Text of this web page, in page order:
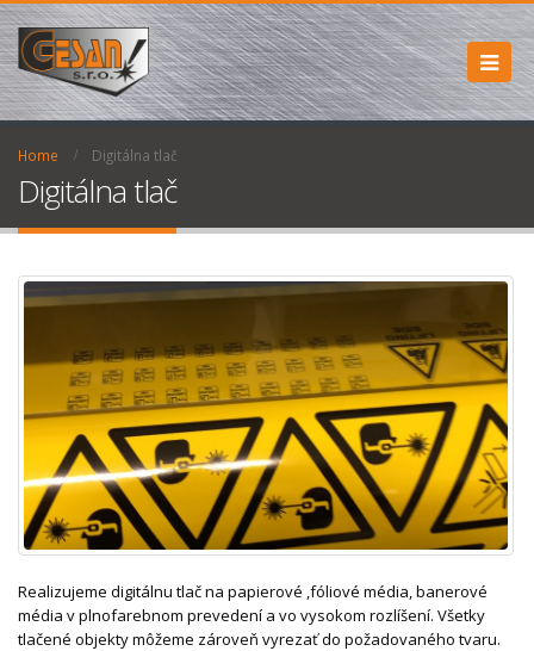
Home Digitálna tlač
Digitálna tlač
Realizujeme digitálnu tlač na papierové ,fóliové média, banerové
média v plnofarebnom prevedení a vo vysokom rozlíšení. Všetky
tlačené objekty môžeme zároveň vyrezať do požadovaného tvaru.